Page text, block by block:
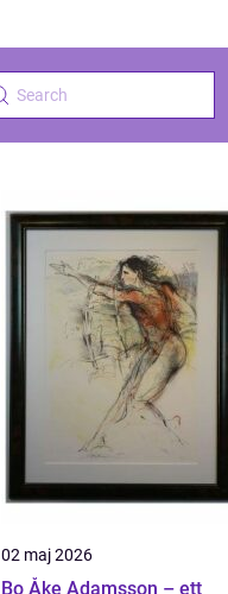
02 maj 2026
Bo Åke Adamsson – ett